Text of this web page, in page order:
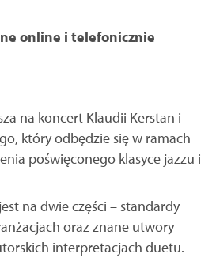
online i telefonicznie
na koncert Klaudii Kerstan i
który odbędzie się w ramach
poświęconego klasyce jazzu i
na dwie części – standardy
oraz znane utwory
interpretacjach duetu.